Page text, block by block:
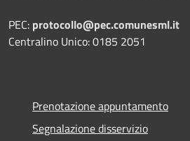
PEC: protocollo@pec.comunesml.it
Centralino Unico: 0185 2051
Prenotazione appuntamento
Segnalazione disservizio